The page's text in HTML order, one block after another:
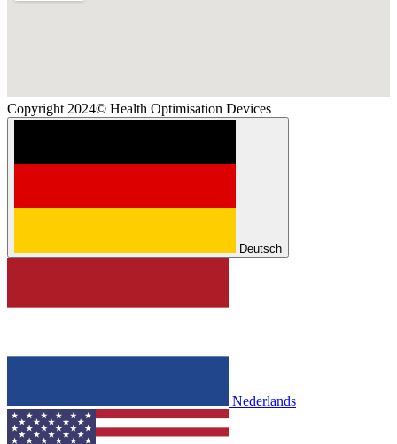
Copyright 2024© Health Optimisation Devices
Deutsch
Nederlands